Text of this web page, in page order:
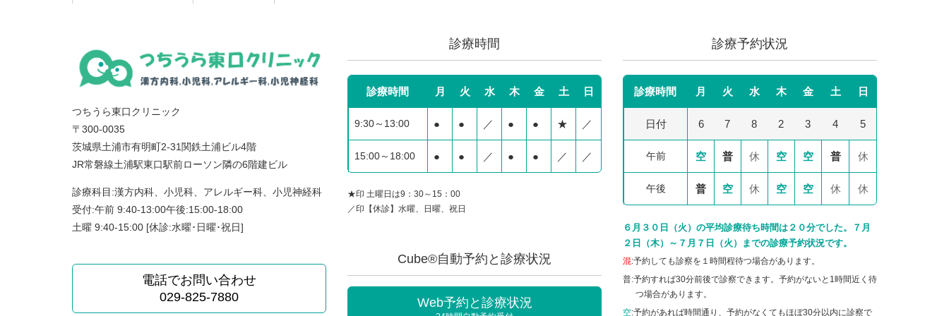
つちうら東口クリニック
〒300-0035
茨城県土浦市有明町2-31関鉄土浦ビル4階
JR常磐線土浦駅東口駅前ローソン隣の6階建ビル
診療科目:漢方内科、小児科、アレルギー科、小児神経科
受付:午前 9:40-13:00午後:15:00-18:00
土曜 9:40-15:00 [休診:水曜･日曜･祝日]
電話でお問い合わせ
029-825-7880
診療時間
診療時間 月 火 水 木 金 土 日
9:30～13:00 ● ● ／ ● ● ★ ／
15:00～18:00 ● ● ／ ● ● ／ ／
★印 土曜日は9：30～15：00
／印【休診】水曜、日曜、祝日
Cube®自動予約と診療状況
Web予約と診療状況
診療予約状況
診療時間 月 火 水 木 金 土 日
日付 6 7 8 2 3 4 5
午前 空 普 休 空 空 普 休
午後 普 空 休 空 空 休 休
６月３０日（火）の平均診療待ち時間は２０分でした。７月
２日（木）～７月７日（火）までの診療予約状況です。
混:予約しても診察を１時間程待つ場合があります。
普:予約すれば30分前後で診察できます。予約がないと1時間近く待
つ場合があります。
空:予約があれば時間通り、予約がなくてもほぼ30分以内に診察で